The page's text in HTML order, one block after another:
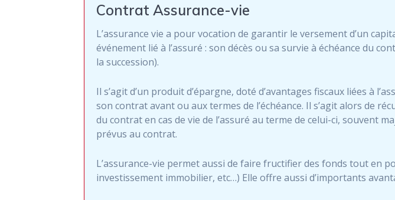
Contrat Assurance-vie
L’assurance vie a pour vocation de garantir le versement d’un
événement lié à l’assuré : son décès ou sa survie à échéance du
la succession).
Il s’agit d’un produit d’épargne, doté d’avantages fiscaux liées à
son contrat avant ou aux termes de l’échéance. Il s’agit alors de
du contrat en cas de vie de l’assuré au terme de celui-ci, souvent
prévus au contrat.
L’assurance-vie permet aussi de faire fructifier des fonds tout en
investissement immobilier, etc…) Elle offre aussi d’importants